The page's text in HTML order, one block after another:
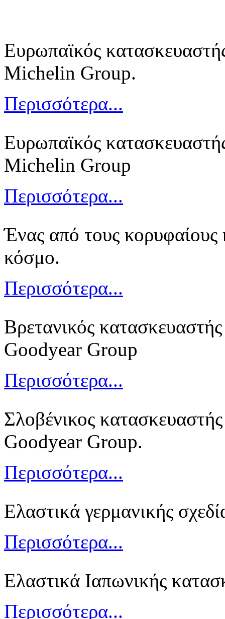
Ευρωπαϊκός
Michelin Group.
Περισσότερα...
Ευρωπαϊκός
Michelin Group
Περισσότερα...
Ένας από τους κορυφαίους
κόσμο.
Περισσότερα...
Βρετανικός
Goodyear Group
Περισσότερα...
Σλοβένικος
Goodyear Group.
Περισσότερα...
Ελαστικά γερμανικής
Περισσότερα...
Ελαστικά Ιαπωνικής
Περισσότερα...